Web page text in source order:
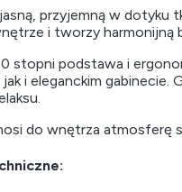
przyjemną w dotyku
i tworzy harmonijną
stopni podstawa i
i eleganckim gabinecie.
do wnętrza atmosferę